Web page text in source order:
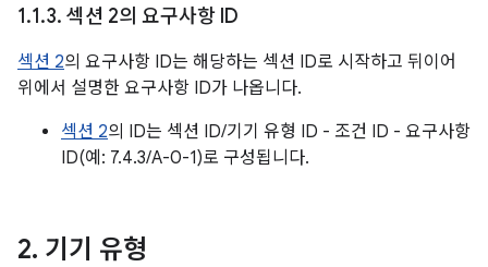
1.1.3. 섹션 2의 요구사항 ID
섹션 2의 요구사항 ID는 해당하는 섹션 ID로 시작하고 뒤이어
위에서 설명한 요구사항 ID가 나옵니다.
섹션 2의 ID는 섹션 ID/기기 유형 ID - 조건 ID - 요구사항
ID(예: 7.4.3/A-0-1)로 구성됩니다.
2. 기기 유형